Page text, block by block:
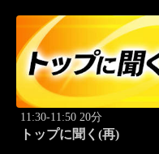
11:30-11:50 20分
トップに聞く(再)